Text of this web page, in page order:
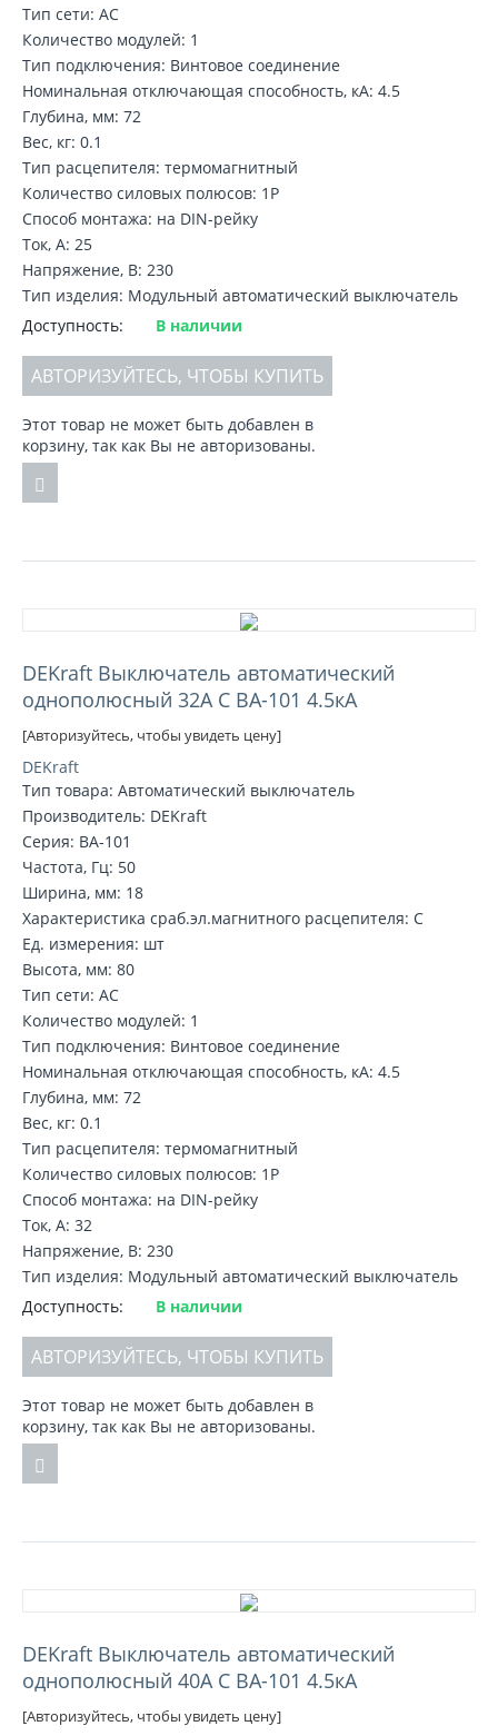
Тип сети: AC
Количество модулей: 1
Тип подключения: Винтовое соединение
Номинальная отключающая способность, кA: 4.5
Глубина, мм: 72
Вес, кг: 0.1
Тип расцепителя: термомагнитный
Количество силовых полюсов: 1P
Способ монтажа: на DIN-рейку
Ток, А: 25
Напряжение, В: 230
Тип изделия: Модульный автоматический выключатель
Доступность:
В наличии
АВТОРИЗУЙТЕСЬ, ЧТОБЫ КУПИТЬ
Этот товар не может быть добавлен в
корзину, так как Вы не авторизованы.
DEKraft Выключатель автоматический
однополюсный 32А С ВА-101 4.5кА
[Авторизуйтесь, чтобы увидеть цену]
DEKraft
Тип товара: Автоматический выключатель
Производитель: DEKraft
Серия: ВА-101
Частота, Гц: 50
Ширина, мм: 18
Характеристика сраб.эл.магнитного расцепителя: C
Ед. измерения: шт
Высота, мм: 80
Тип сети: AC
Количество модулей: 1
Тип подключения: Винтовое соединение
Номинальная отключающая способность, кA: 4.5
Глубина, мм: 72
Вес, кг: 0.1
Тип расцепителя: термомагнитный
Количество силовых полюсов: 1P
Способ монтажа: на DIN-рейку
Ток, А: 32
Напряжение, В: 230
Тип изделия: Модульный автоматический выключатель
Доступность:
В наличии
АВТОРИЗУЙТЕСЬ, ЧТОБЫ КУПИТЬ
Этот товар не может быть добавлен в
корзину, так как Вы не авторизованы.
DEKraft Выключатель автоматический
однополюсный 40А С ВА-101 4.5кА
[Авторизуйтесь, чтобы увидеть цену]